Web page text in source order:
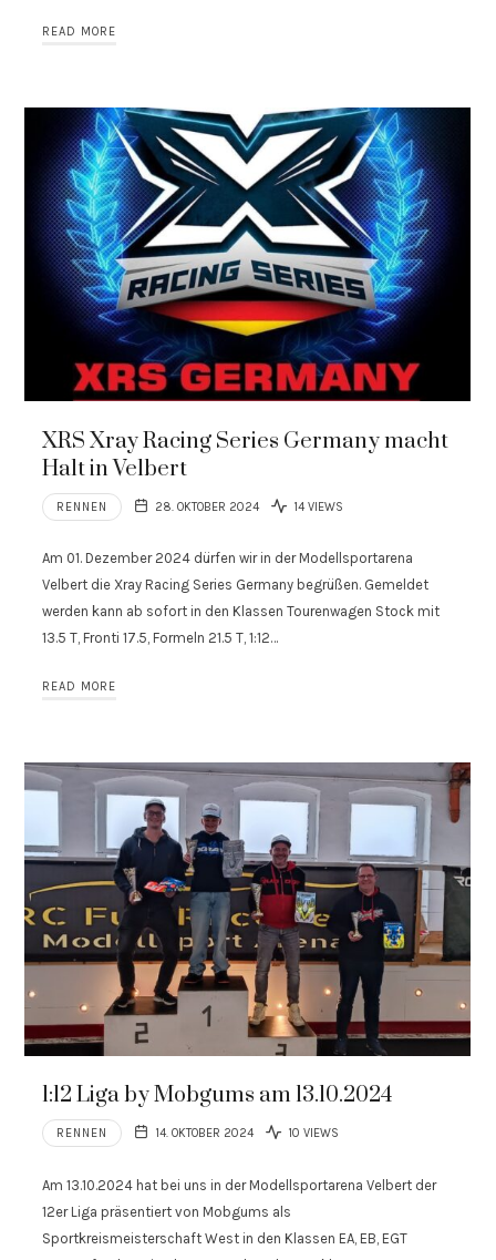
READ MORE
XRS Xray Racing Series Germany macht
Halt in Velbert
RENNEN 28. OKTOBER 2024 14 VIEWS
Am 01. Dezember 2024 dürfen wir in der Modellsportarena
Velbert die Xray Racing Series Germany begrüßen. Gemeldet
werden kann ab sofort in den Klassen Tourenwagen Stock mit
13.5 T, Fronti 17.5, Formeln 21.5 T, 1:12…
READ MORE
1:12 Liga by Mobgums am 13.10.2024
RENNEN 14. OKTOBER 2024 10 VIEWS
Am 13.10.2024 hat bei uns in der Modellsportarena Velbert der
12er Liga präsentiert von Mobgums als
Sportkreismeisterschaft West in den Klassen EA, EB, EGT